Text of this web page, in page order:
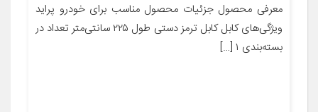
معرفی محصول جزئیات محصول مناسب برای خودرو پراید
ویژگی‌های کابل کابل ترمز دستی طول ۲۲۵ سانتی‌متر تعداد در
بسته‌بندی ۱ […]